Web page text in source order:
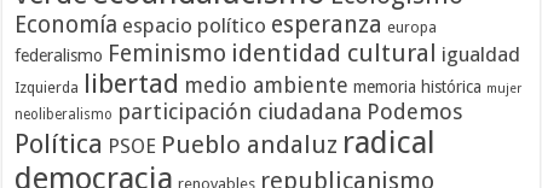
Economía espacio político esperanza europa
federalismo Feminismo identidad cultural igualdad
Izquierda libertad medio ambiente memoria histórica mujer
neoliberalismo participación ciudadana Podemos
Política PSOE Pueblo andaluz radical
democracia renovables republicanismo